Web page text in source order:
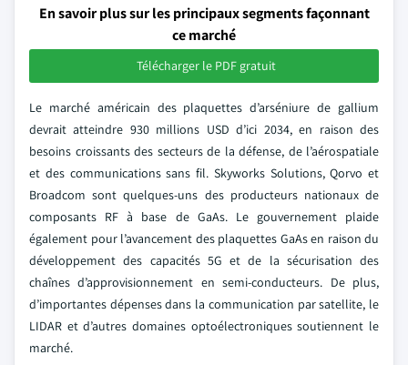
En savoir plus sur les principaux segments façonnant
ce marché
Télécharger le PDF gratuit
Le marché américain des plaquettes d’arséniure de gallium
devrait atteindre 930 millions USD d’ici 2034, en raison des
besoins croissants des secteurs de la défense, de l’aérospatiale
et des communications sans fil. Skyworks Solutions, Qorvo et
Broadcom sont quelques-uns des producteurs nationaux de
composants RF à base de GaAs. Le gouvernement plaide
également pour l’avancement des plaquettes GaAs en raison du
développement des capacités 5G et de la sécurisation des
chaînes d’approvisionnement en semi-conducteurs. De plus,
d’importantes dépenses dans la communication par satellite, le
LIDAR et d’autres domaines optoélectroniques soutiennent le
marché.